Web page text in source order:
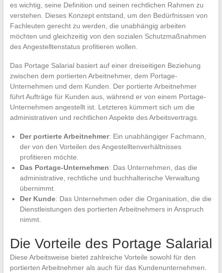
es wichtig, seine Definition und seinen rechtlichen Rahmen zu
verstehen. Dieses Konzept entstand, um den Bedürfnissen von
Fachleuten gerecht zu werden, die unabhängig arbeiten
möchten und gleichzeitig von den sozialen Schutzmaßnahmen
des Angestelltenstatus profitieren wollen.
Das Portage Salarial basiert auf einer dreiseitigen Beziehung
zwischen dem portierten Arbeitnehmer, dem Portage-
Unternehmen und dem Kunden. Der portierte Arbeitnehmer
führt Aufträge für Kunden aus, während er von einem Portage-
Unternehmen angestellt ist. Letzteres kümmert sich um die
administrativen und rechtlichen Aspekte des Arbeitsvertrags.
Der portierte Arbeitnehmer: Ein unabhängiger Fachmann,
der von den Vorteilen des Angestelltenverhältnisses
profitieren möchte.
Das Portage-Unternehmen: Das Unternehmen, das die
administrative, rechtliche und buchhalterische Verwaltung
übernimmt.
Der Kunde: Das Unternehmen oder die Organisation, die die
Dienstleistungen des portierten Arbeitnehmers in Anspruch
nimmt.
Die Vorteile des Portage Salarial
Diese Arbeitsweise bietet zahlreiche Vorteile sowohl für den
portierten Arbeitnehmer als auch für das Kundenunternehmen.